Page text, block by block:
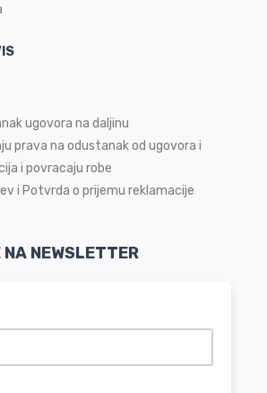
ugovora na daljinu
prava na odustanak od ugovora i
i povracaju robe
i Potvrda o prijemu reklamacije
NEWSLETTER